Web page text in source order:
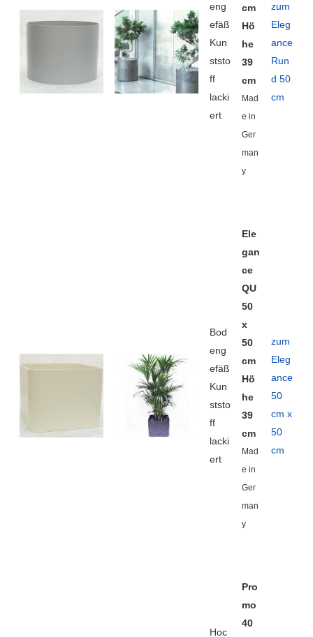
eng
efäß
Kun
ststo
ff
lacki
ert
cm
Hö
he
39
cm
Mad
e in
Ger
man
y
zum
Eleg
ance
Run
d 50
cm
Bod
eng
efäß
Kun
ststo
ff
lacki
ert
Ele
gan
ce
QU
50
x
50
cm
Hö
he
39
cm
Mad
e in
Ger
man
y
zum
Eleg
ance
50
cm x
50
cm
Hoc
Pro
mo
40